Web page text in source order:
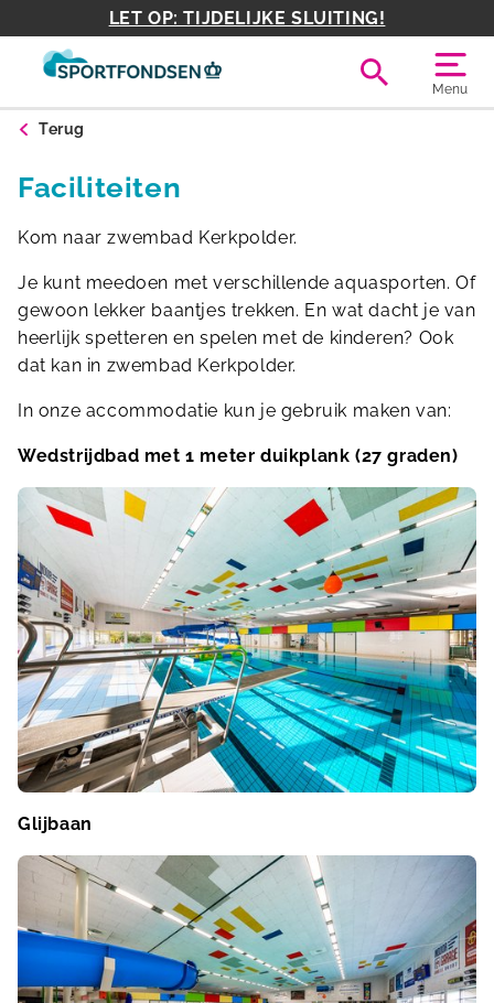
LET OP: TIJDELIJKE SLUITING!
Menu
Terug
Faciliteiten
Kom naar zwembad Kerkpolder.
Je kunt meedoen met verschillende aquasporten. Of
gewoon lekker baantjes trekken. En wat dacht je van
heerlijk spetteren en spelen met de kinderen? Ook
dat kan in zwembad Kerkpolder.
In onze accommodatie kun je gebruik maken van:
Wedstrijdbad met 1 meter duikplank (27 graden)
Glijbaan